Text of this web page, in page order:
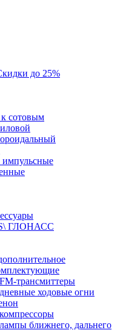
до 25%
сотовым
ГЛОНАСС
трансмиттеры
ходовые огни
ближнего, дальнего